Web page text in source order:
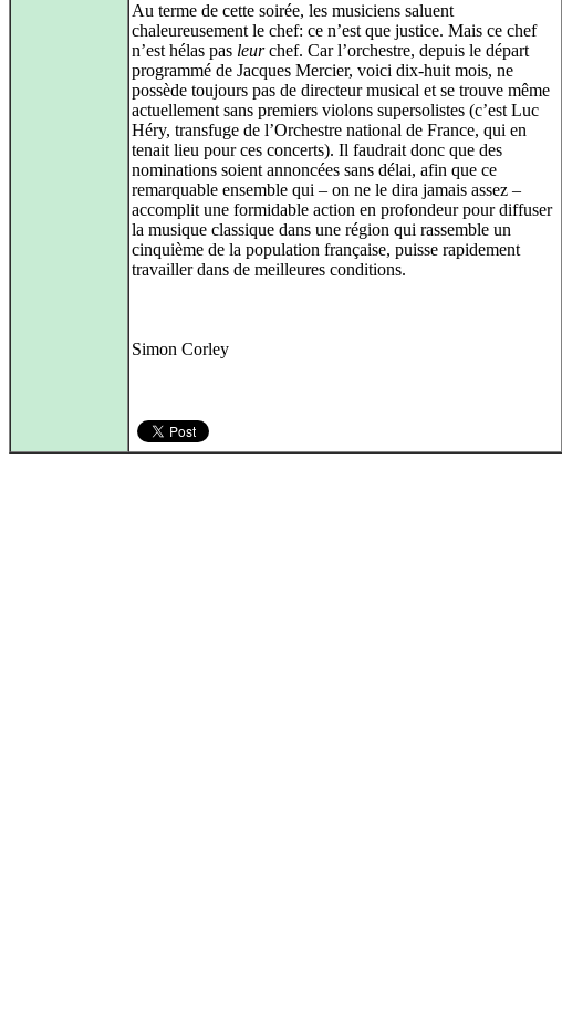
Au terme de cette soirée, les musiciens saluent
chaleureusement le chef: ce n’est que justice. Mais ce chef
n’est hélas pas leurchef. Car l’orchestre, depuis le départ
programmé de Jacques Mercier, voici dix-huit mois, ne
possède toujours pas de directeur musical et se trouve même
actuellement sans premiers violons supersolistes (c’est Luc
Héry, transfuge de l’Orchestre national de France, qui en
tenait lieu pour ces concerts). Il faudrait donc que des
nominations soient annoncées sans délai, afin que ce
remarquable ensemble qui – on ne le dira jamais assez –
accomplit une formidable action en profondeur pour diffuser
la musique classique dans une région qui rassemble un
cinquième de la population française, puisse rapidement
travailler dans de meilleures conditions.
Simon Corley